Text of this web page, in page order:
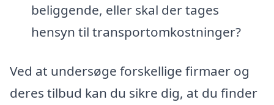
beliggende, eller skal der tages
hensyn til transportomkostninger?
Ved at undersøge forskellige firmaer og
deres tilbud kan du sikre dig, at du finder